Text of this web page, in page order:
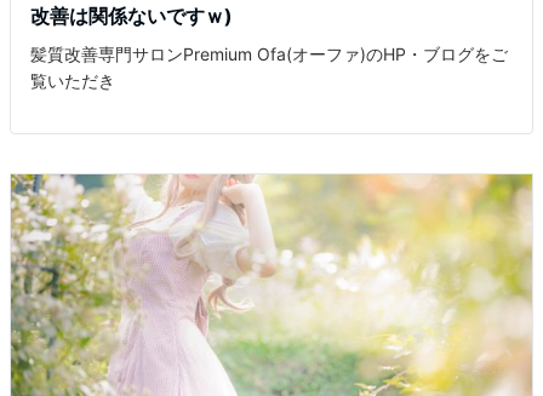
改善は関係ないですｗ)
髪質改善専門サロンPremium Ofa(オーファ)のHP・ブログをご
覧いただき